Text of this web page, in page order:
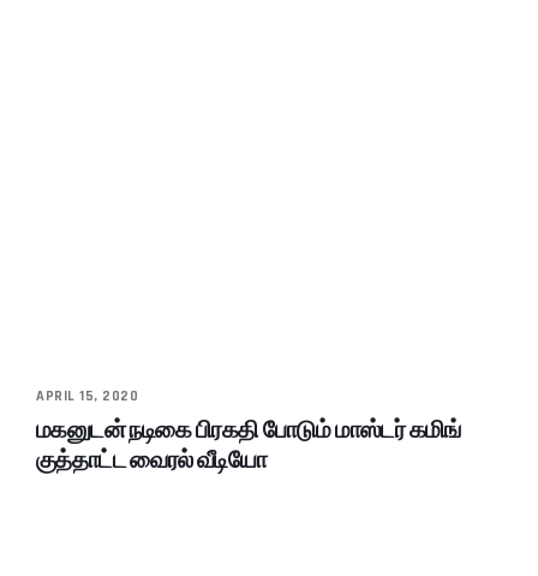
APRIL 15, 2020
மகனுடன் நடிகை பிரகதி போடும் மாஸ்டர் கமிங்
குத்தாட்ட வைரல் வீடியோ